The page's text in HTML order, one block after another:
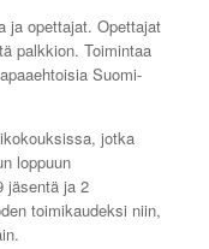
ja opettajat. Opettajat
palkkion. Toimintaa
Suomi-
jotka
loppuun
jäsentä ja 2
toimikaudeksi niin,